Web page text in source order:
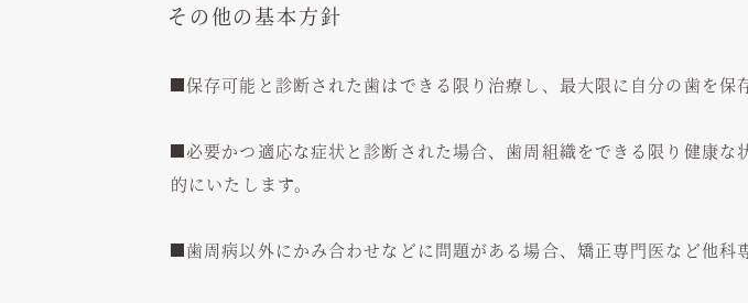
その他の基本方針
保存可能と診断された歯はできる限り治療し、最大限に自分の歯を保
必要かつ適応な症状と診断された場合、歯周組織をできる限り健康
的にいたします。
歯周病以外にかみ合わせなどに問題がある場合、矯正専門医など他科